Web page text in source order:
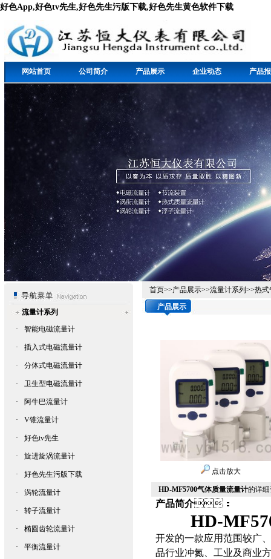
好色App,好色tv先生,好色先生污版下载,好色先生黄色软件下载
网站首页 公司简介 产品展示 企业动态 产品
流量计系列
·
智能电磁流量计
· 插入式电磁流量计
· 分体式电磁流量计
· 卫生型电磁流量计
· 阿牛巴流量计
· V锥流量计
· 好色tv先生
· 旋进旋涡流量计
· 好色先生污版下载
· 涡轮流量计
· 转子流量计
· 椭圆齿轮流量计
· 平衡流量计
首页>>产品展示>>流量计系列 >>热式
产品展示
点击放大
HD-MF5700气体质量流量计的详细
产品简介：
HD-
开发的一款应用范围较广、
品行业冲氮、工业及商业